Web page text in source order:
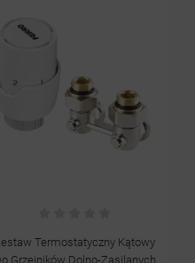
Grzejnik Dekoracyjny BRISE 4